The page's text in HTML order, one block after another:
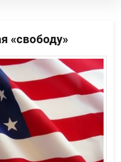
«свободу»